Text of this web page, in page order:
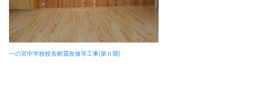
一の宮中学校校舎耐震改修等工事(第Ⅱ期)